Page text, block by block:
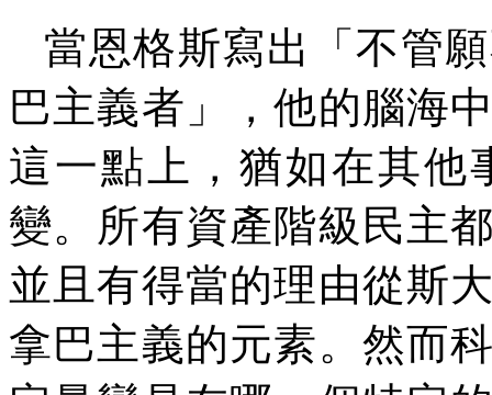
當恩格斯寫出「不管
巴主義者」，他的腦海
這一點上，猶如在其他
變。所有資產階級民主
並且有得當的理由從斯
拿巴主義的元素。然而